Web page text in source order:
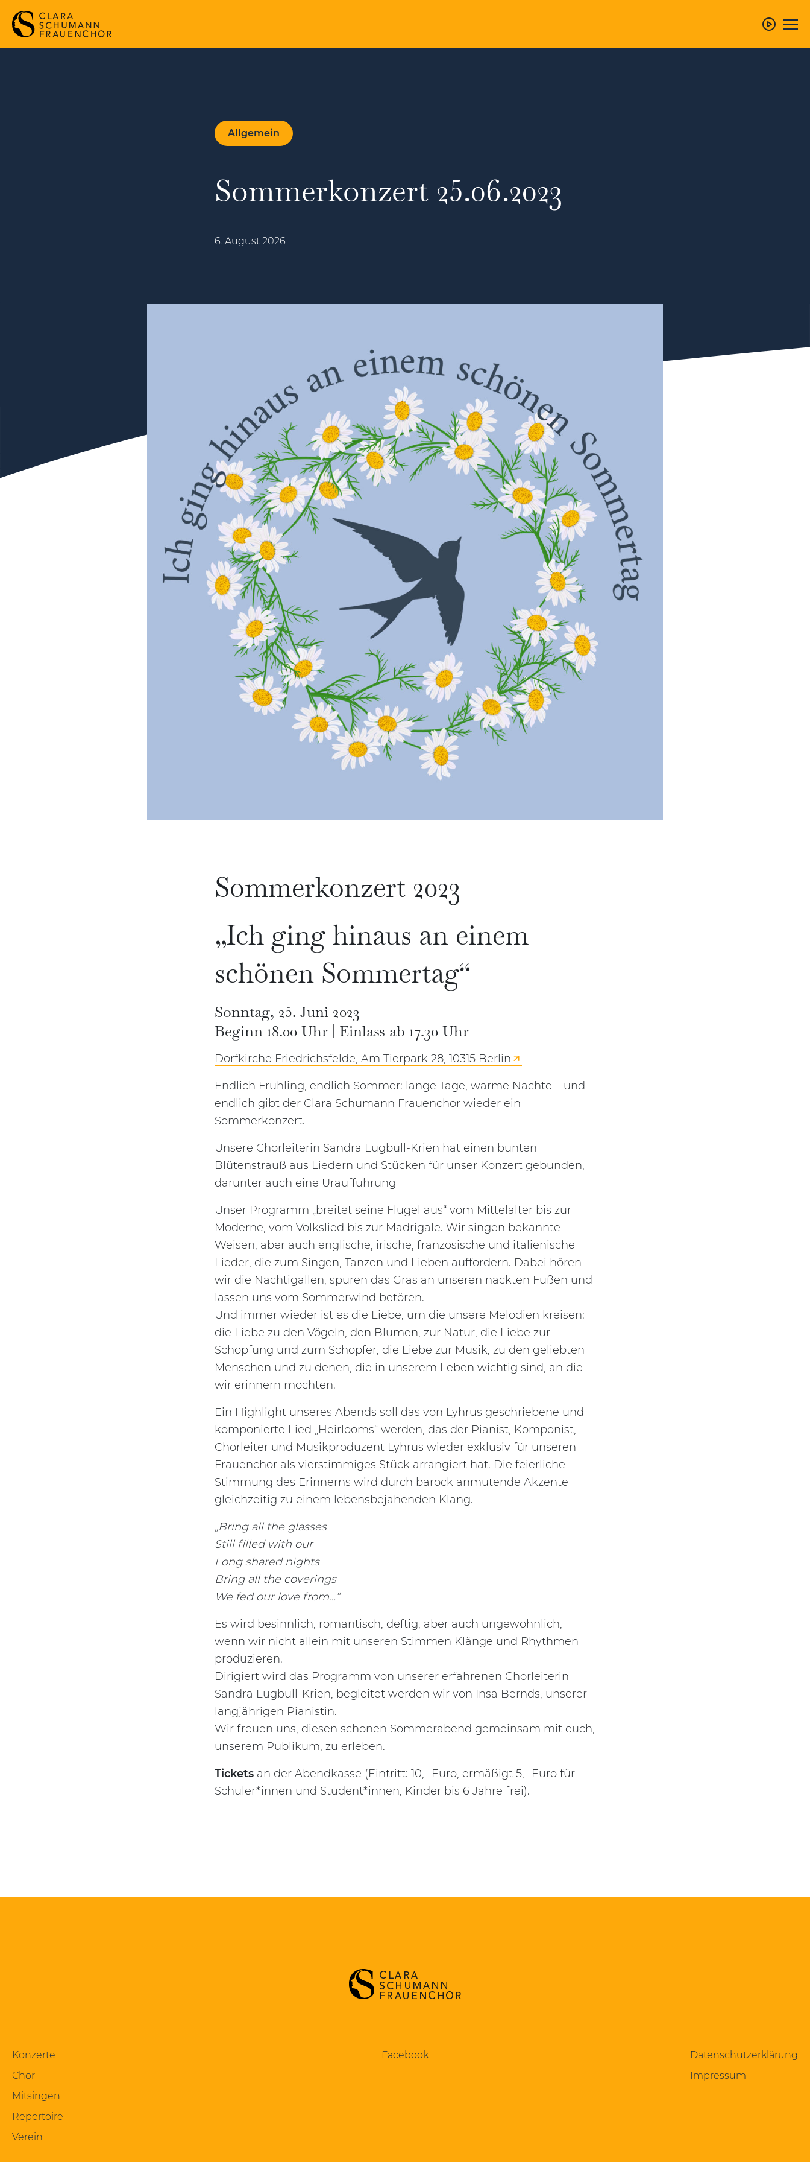
Mitsingen Mitgliederbereich
Datenschutzerklärung
Allgemein
Sommerkonzert 25.06.2023
6. August 2026
Sommerkonzert 2023
„Ich ging hinaus an einem
schönen Sommertag“
Sonntag, 25. Juni 2023
Beginn 18.00 Uhr | Einlass ab 17.30 Uhr
Dorfkirche Friedrichsfelde, Am Tierpark 28, 10315 Berlin
Endlich Frühling, endlich Sommer: lange Tage, warme Nächte – und
endlich gibt der Clara Schumann Frauenchor wieder ein
Sommerkonzert.
Unsere Chorleiterin Sandra Lugbull-Krien hat einen bunten
Blütenstrauß aus Liedern und Stücken für unser Konzert gebunden,
darunter auch eine Uraufführung
Unser Programm „breitet seine Flügel aus“ vom Mittelalter bis zur
Moderne, vom Volkslied bis zur Madrigale. Wir singen bekannte
Weisen, aber auch englische, irische, französische und italienische
Lieder, die zum Singen, Tanzen und Lieben auffordern. Dabei hören
wir die Nachtigallen, spüren das Gras an unseren nackten Füßen und
lassen uns vom Sommerwind betören.
Und immer wieder ist es die Liebe, um die unsere Melodien kreisen:
die Liebe zu den Vögeln, den Blumen, zur Natur, die Liebe zur
Schöpfung und zum Schöpfer, die Liebe zur Musik, zu den geliebten
Menschen und zu denen, die in unserem Leben wichtig sind, an die
wir erinnern möchten.
Ein Highlight unseres Abends soll das von Lyhrus geschriebene und
komponierte Lied „Heirlooms“ werden, das der Pianist, Komponist,
Chorleiter und Musikproduzent Lyhrus wieder exklusiv für unseren
Frauenchor als vierstimmiges Stück arrangiert hat. Die feierliche
Stimmung des Erinnerns wird durch barock anmutende Akzente
gleichzeitig zu einem lebensbejahenden Klang.
„Bring all the glasses
Still filled with our
Long shared nights
Bring all the coverings
We fed our love from…“
Es wird besinnlich, romantisch, deftig, aber auch ungewöhnlich,
wenn wir nicht allein mit unseren Stimmen Klänge und Rhythmen
produzieren.
Dirigiert wird das Programm von unserer erfahrenen Chorleiterin
Sandra Lugbull-Krien, begleitet werden wir von Insa Bernds, unserer
langjährigen Pianistin.
Wir freuen uns, diesen schönen Sommerabend gemeinsam mit euch,
unserem Publikum, zu erleben.
Tickets an der Abendkasse (Eintritt: 10,- Euro, ermäßigt 5,- Euro für
Schüler*innen und Student*innen, Kinder bis 6 Jahre frei).
Konzerte
Chor
Mitsingen
Repertoire
Verein
Facebook
Datenschutzerklärung
Impressum